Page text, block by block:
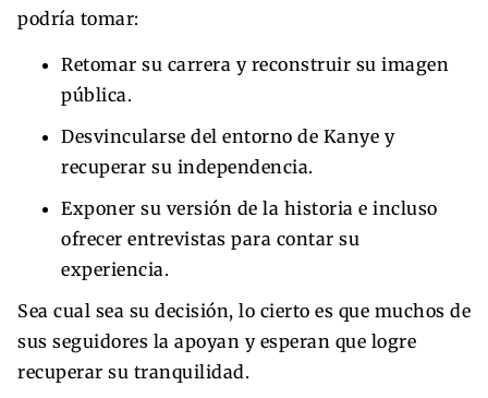
podría tomar:
Retomar su carrera y reconstruir su imagen
pública.
Desvincularse del entorno de Kanye y
recuperar su independencia.
Exponer su versión de la historia e incluso
ofrecer entrevistas para contar su
experiencia.
Sea cual sea su decisión, lo cierto es que muchos de
sus seguidores la apoyan y esperan que logre
recuperar su tranquilidad.